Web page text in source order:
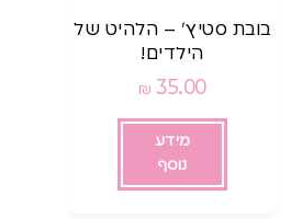
בובת סטיץ’ – הלהיט של
הילדים!
35.00
₪
מידע
נוסף